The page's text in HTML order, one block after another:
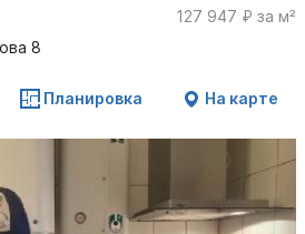
127 947 ₽ за м²
8
Планировка На карте